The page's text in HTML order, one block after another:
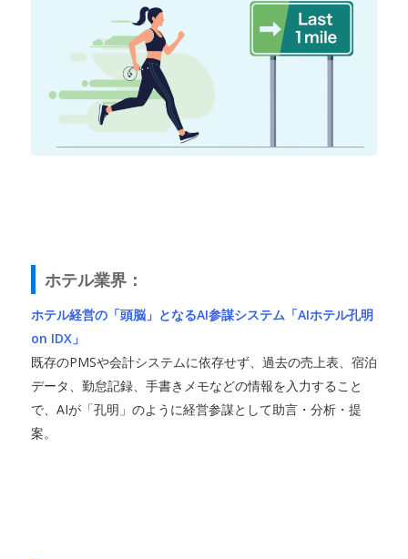
ホテル業界：
ホテル経営の「頭脳」となるAI参謀システム「AIホテル孔明
on IDX」
既存のPMSや会計システムに依存せず、過去の売上表、宿泊
データ、勤怠記録、手書きメモなどの情報を入力すること
で、AIが「孔明」のように経営参謀として助言・分析・提
案。